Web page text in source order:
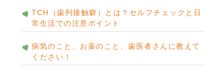
TCH（歯列接触癖）とは？セルフチェックと日
常生活での注意ポイント
病気のこと、お薬のこと、歯医者さんに教えて
ください！